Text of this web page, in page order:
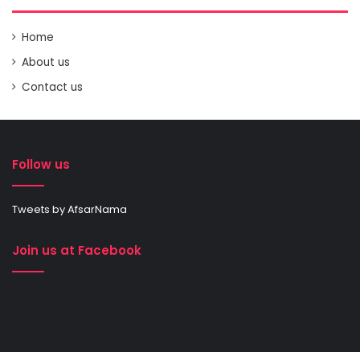
Home
About us
Contact us
Follow us
Tweets by AfsarNama
Join us at Facebook